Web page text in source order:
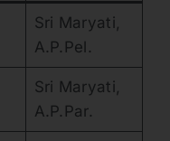
Sri Maryati,
A.P.Pel.
Sri Maryati,
A.P.Par.